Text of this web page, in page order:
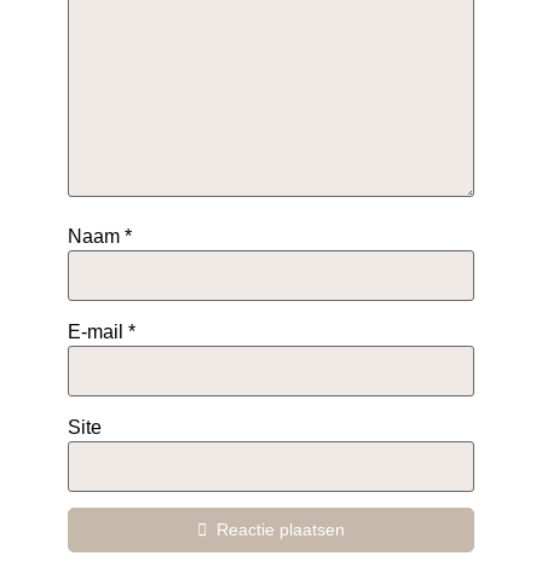
Naam *
E-mail *
Site
Reactie plaatsen